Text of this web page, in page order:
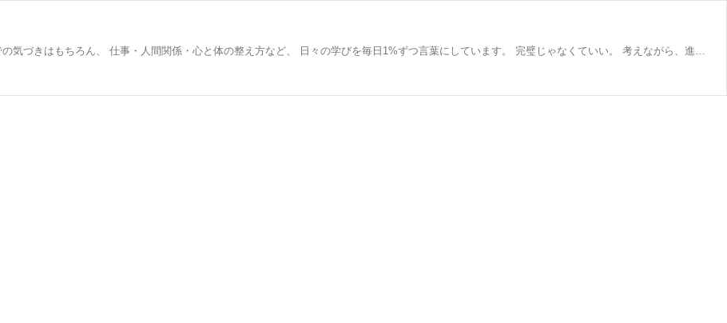
現役中学校教員えってぃーの1%ラジオ 学校現場での気づきはもちろん、 仕事・人間関係・心と体の整え方など、 日々の学びを毎日1%ずつ言葉にしています。 完璧じゃなくていい。 考えながら、進みながら。 コツコツは勝つコツ。 子どもに誇れる大人でありたい。 教員という仕事と、一人の人間としての成長を どちらも大切に発信しています🌿 #朝倉千重子#TSL#学び続ける#教育#教員 🌸貴女だけの一凛の花を咲かせよう TSL TOP SALES LADY トップセールスレディ育成塾 https://www.asakurachieko.com/